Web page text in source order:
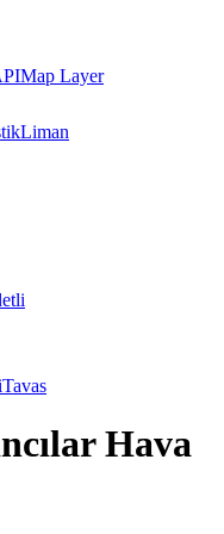
Map Layer
Liman
Tavas
Hava